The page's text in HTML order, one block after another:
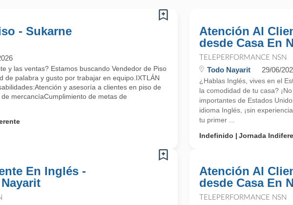
- Sukarne
y las ventas? Estamos buscando Vendedor de Piso
de palabra y gusto por trabajar en equipo.IXTLÁN
y asesoría a clientes en piso de
mercancíaCumplimiento de metas de
Atención Al
desde Casa En
TELEPERFORMANCE NSN
Todo Nayarit 29/06/
¿Hablas Inglés, vives en el
la comodidad de tu casa?
importantes de Estados
idioma Inglés, ¡sin
tu primer ...
Indefinido
Jornada
En Inglés -
Atención Al
desde Casa En
TELEPERFORMANCE NSN